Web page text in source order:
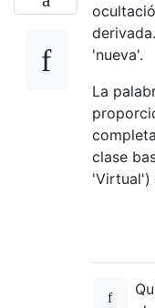
'nueva'.
La
clase
'Virtual')